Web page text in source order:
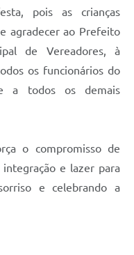
pois as crianças
agradecer ao Prefeito
de Vereadores, à
os funcionários do
a todos os demais
o compromisso de
e lazer para
e celebrando a